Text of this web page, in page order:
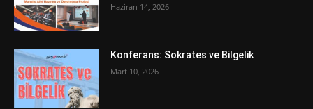
Haziran 14, 2026
Konferans: Sokrates ve Bilgelik
Mart 10, 2026